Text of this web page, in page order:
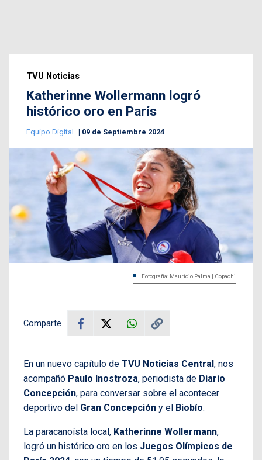
TVU Noticias
Katherinne Wollermann logró
histórico oro en París
Equipo Digital 09 de Septiembre 2024
Fotografía: Mauricio Palma | Copachi
Comparte
En un nuevo capítulo de TVU Noticias Central , nos
acompañó Paulo Inostroza, periodista de Diario
Concepción, para conversar sobre el acontecer
deportivo del Gran Concepción y el Biobío.
La paracanoísta local, Katherinne Wollermann,
logró un histórico oro en los Juegos Olímpicos de